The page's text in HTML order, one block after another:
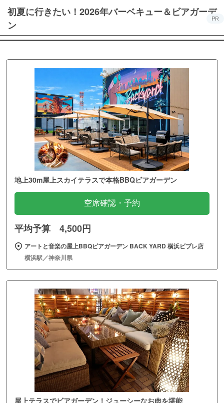
初夏に行きたい！2026年バーベキュー＆ビアガーデ
ン
PR
地上30m屋上スカイテラスで本格BBQビアガーデン
空席確認・予約
平均予算 4,500円
アートと音楽の屋上BBQビアガーデン BACK YARD 横浜ビブレ店
横浜駅／神奈川県
屋上テラスでビアガーデン！ジューシーなお肉を堪能